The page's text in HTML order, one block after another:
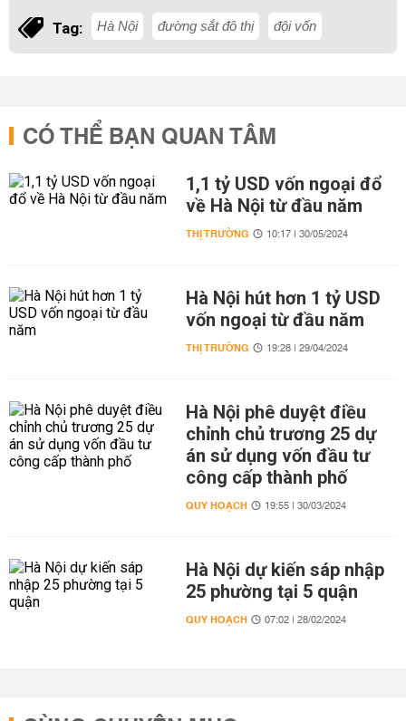
Tag: Hà Nội đường sắt đô thị đội vốn
CÓ THỂ BẠN QUAN TÂM
1,1 tỷ USD vốn ngoại đổ
về Hà Nội từ đầu năm
THỊ TRƯỜNG 10:17 | 30/05/2024
Hà Nội hút hơn 1 tỷ USD
vốn ngoại từ đầu năm
THỊ TRƯỜNG 19:28 | 29/04/2024
Hà Nội phê duyệt điều
chỉnh chủ trương 25 dự
án sử dụng vốn đầu tư
công cấp thành phố
QUY HOẠCH 19:55 | 30/03/2024
Hà Nội dự kiến sáp nhập
25 phường tại 5 quận
QUY HOẠCH 07:02 | 28/02/2024